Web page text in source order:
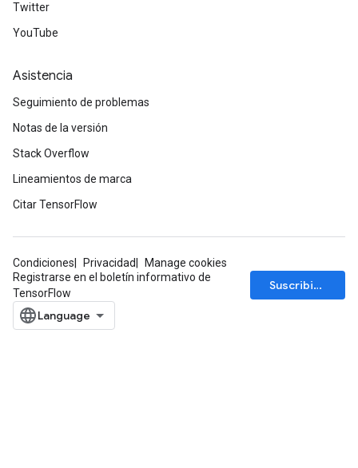
Twitter
YouTube
Asistencia
Seguimiento de problemas
Notas de la versión
Stack Overflow
Lineamientos de marca
Citar TensorFlow
Condiciones Privacidad
Manage cookies
Registrarse en el boletín informativo de
TensorFlow
Suscribirse